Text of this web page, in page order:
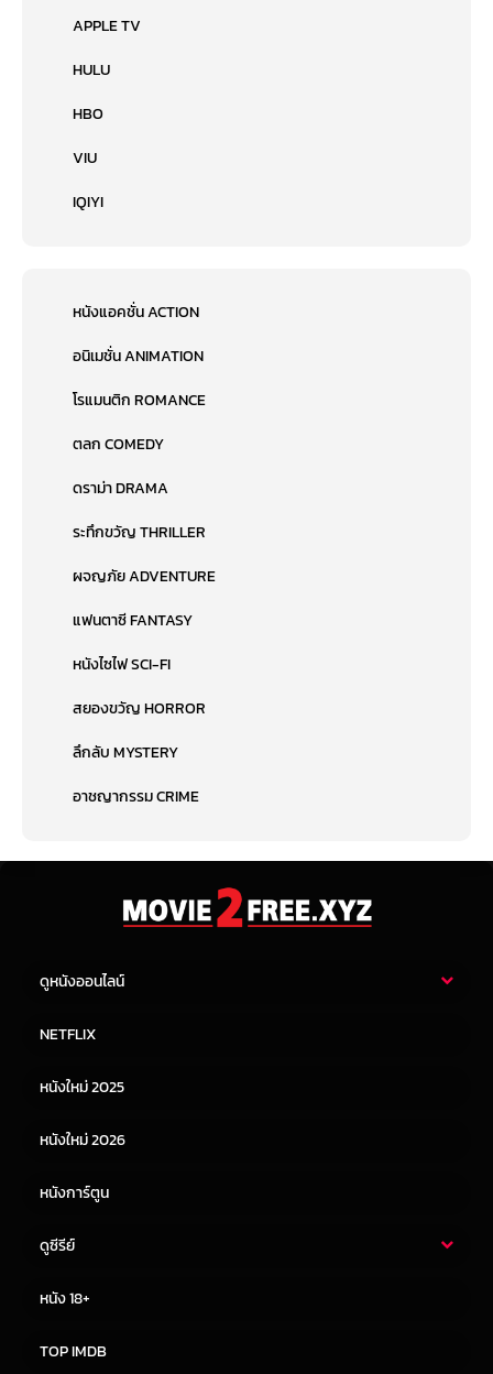
APPLE TV
HULU
HBO
VIU
IQIYI
หนังแอคชั่น ACTION
อนิเมชั่น ANIMATION
โรแมนติก ROMANCE
ตลก COMEDY
ดราม่า DRAMA
ระทึกขวัญ THRILLER
ผจญภัย ADVENTURE
แฟนตาซี FANTASY
หนังไซไฟ SCI-FI
สยองขวัญ HORROR
ลึกลับ MYSTERY
อาชญากรรม CRIME
ดูหนังออนไลน์
หนังจีน
NETFLIX
หนังใหม่ 2025
หนังใหม่ 2026
หนังการ์ตูน
ดูซีรีย์
หนัง 18+
TOP IMDB